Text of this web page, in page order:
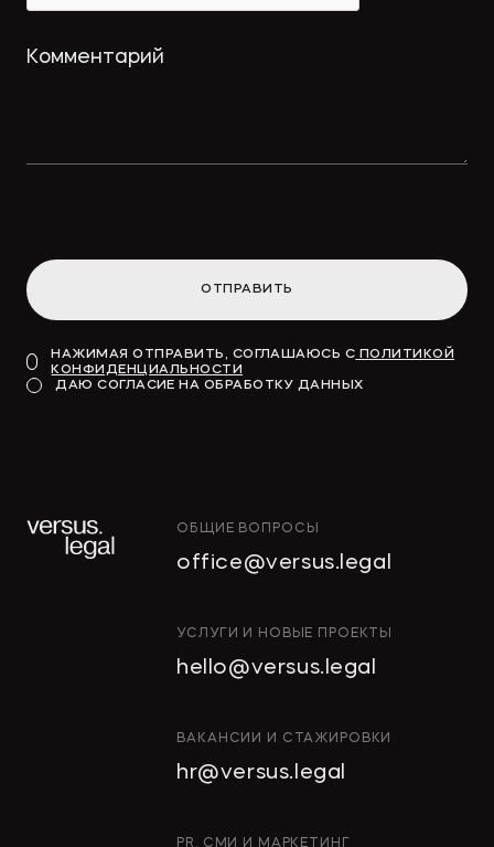
ОТПРАВИТЬ
НАЖИМАЯ ОТПРАВИТЬ, СОГЛАШАЮСЬ С ПОЛИТИКОЙ
КОНФИДЕНЦИАЛЬНОСТИ
ДАЮ СОГЛАСИЕ НА ОБРАБОТКУ ДАННЫХ
ОБЩИЕ ВОПРОСЫ
office@versus.legal
УСЛУГИ И НОВЫЕ ПРОЕКТЫ
hello@versus.legal
ВАКАНСИИ И СТАЖИРОВКИ
hr@versus.legal
PR, СМИ И МАРКЕТИНГ